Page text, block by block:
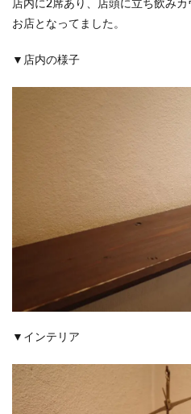
店内に2席あり、店頭に立ち飲み
お店となってました。
▼店内の様子
▼インテリア